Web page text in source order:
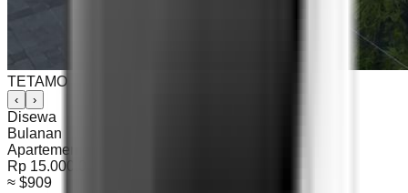
TETAMO
‹ ›
Disewa
Bulanan
Apartemen
Rp 15.000.000
≈ $909